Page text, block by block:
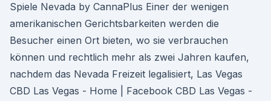
Spiele Nevada by CannaPlus Einer der wenigen
amerikanischen Gerichtsbarkeiten werden die
Besucher einen Ort bieten, wo sie verbrauchen
können und rechtlich mehr als zwei Jahren kaufen,
nachdem das Nevada Freizeit legalisiert, Las Vegas
CBD Las Vegas - Home | Facebook CBD Las Vegas -